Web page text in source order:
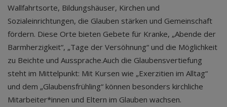
Wallfahrtsorte, Bildungshäuser, Kirchen und
Sozialeinrichtungen, die Glauben stärken und Gemeinschaft
fördern. Diese Orte bieten Gebete für Kranke, „Abende der
Barmherzigkeit“, „Tage der Versöhnung“ und die Möglichkeit
zu Beichte und Aussprache.Auch die Glaubensvertiefung
steht im Mittelpunkt: Mit Kursen wie „Exerzitien im Alltag“
und dem „Glaubensfrühling“ können besonders kirchliche
Mitarbeiter*innen und Eltern im Glauben wachsen.